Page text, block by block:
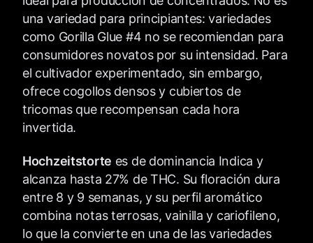
una variedad para principiantes: variedades
como Gorilla Glue #4 no se recomiendan para
consumidores novatos por su intensidad. Para
el cultivador experimentado, sin embargo,
ofrece cogollos densos y cubiertos de
tricomas que recompensan cada hora
invertida.
Hochzeitstorte es de dominancia Indica y
alcanza hasta 27% de THC. Su floración dura
entre 8 y 9 semanas, y su perfil aromático
combina notas terrosas, vainilla y cariofileno,
lo que la convierte en una de las variedades